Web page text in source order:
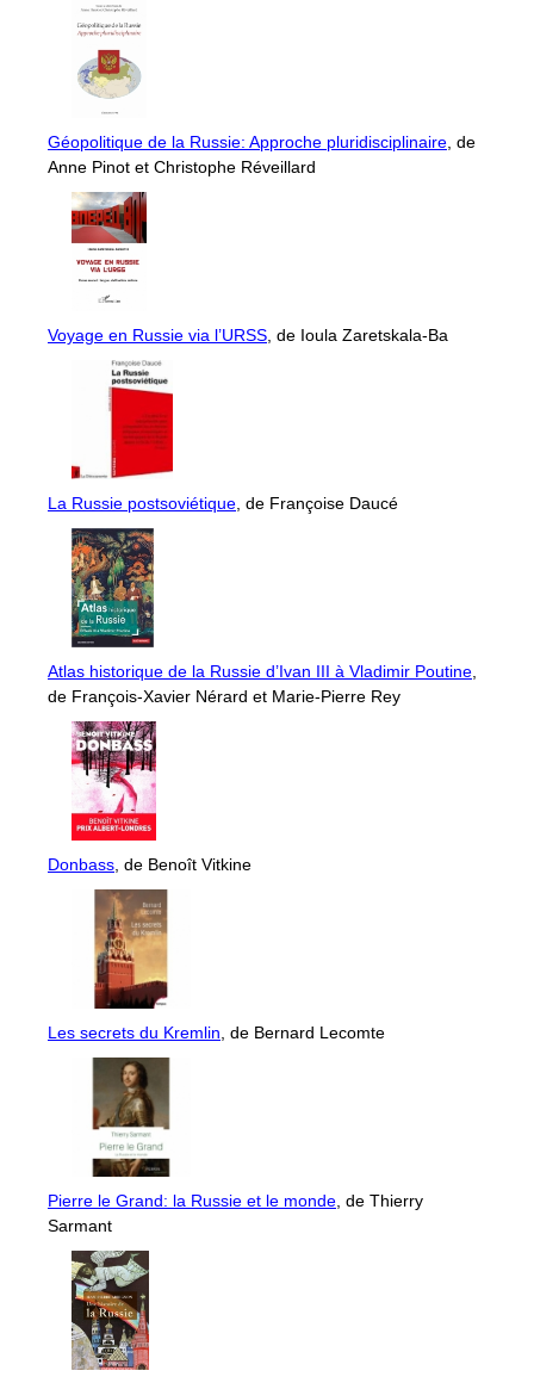
Géopolitique de la Russie: Approche pluridisciplinaire, de
Anne Pinot et Christophe Réveillard
Voyage en Russie via l’URSS, de Ioula Zaretskala-Ba
La Russie postsoviétique, de Françoise Daucé
Atlas historique de la Russie d’Ivan III à Vladimir Poutine,
de François-Xavier Nérard et Marie-Pierre Rey
Donbass, de Benoît Vitkine
Les secrets du Kremlin, de Bernard Lecomte
Pierre le Grand: la Russie et le monde, de Thierry
Sarmant